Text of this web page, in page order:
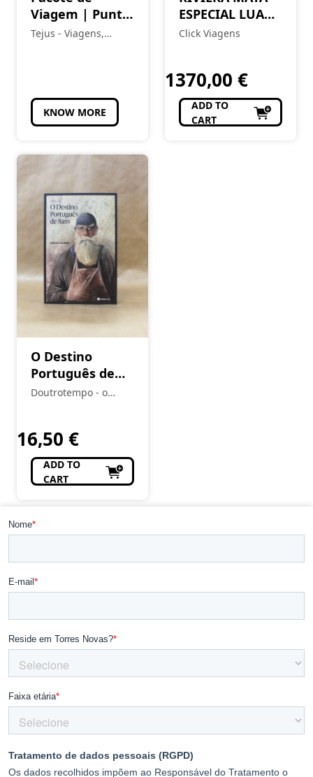
Viagem | Punta
Cana – Últimos
Tejus - Viagens,
KNOW MORE
ESPECIAL LUA
DE MEL
Click Viagens
1370,00 €
ADD TO
CART
O Destino
Português de
Sam
Doutrotempo - o
16,50 €
ADD TO
CART